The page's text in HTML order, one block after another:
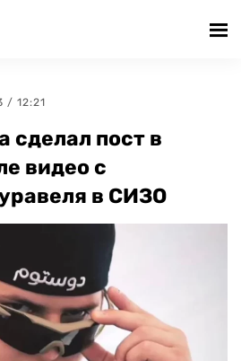
/ 12:21
пост в
видео с
в СИЗО